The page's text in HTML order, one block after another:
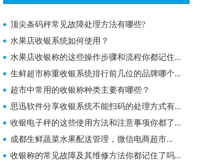
顶尖条码秤常见故障处理方法有哪些?
顶尖条码秤常见故障处理方法有哪些?
水果店收银系统如何使用？
水果店收银称的这些操作步骤和流程你都记住...
生鲜超市称重收银系统排行前几位的品牌哪个...
超市中常用的收银称种类主要有哪些？
思迅软件分享收银系统不能扫码的处理方式有...
收银电子秤的这些使用方法和注意事项你都了...
成都生鲜蔬菜水果配送管理，微信电商超市...
收银称的常见故障及其维修方法你都记住了吗...